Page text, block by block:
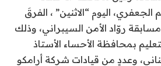
الجعفري، اليوم “الاثنين” ، الفرقَ
روّاد الأمن السيبراني، وذلك
بمحافظة الأحساء الأستاذ
وعددٍ من قيادات شركة أرامكو